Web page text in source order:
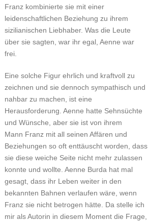
Franz kombinierte sie mit einer
leidenschaftlichen Beziehung zu ihrem
sizilianischen Liebhaber. Was die Leute
über sie sagten, war ihr egal, Aenne war
frei.
Eine solche Figur ehrlich und kraftvoll zu
zeichnen und sie dennoch sympathisch und
nahbar zu machen, ist eine
Herausforderung. Aenne hatte Sehnsüchte
und Wünsche, aber sie ist von ihrem
Mann Franz mit all seinen Affären und
Beziehungen so oft enttäuscht worden, dass
sie diese weiche Seite nicht mehr zulassen
konnte und wollte. Aenne Burda hat mal
gesagt, dass ihr Leben weiter in den
bekannten Bahnen verlaufen wäre, wenn
Franz sie nicht betrogen hätte. Da stelle ich
mir als Autorin in diesem Moment die Frage,